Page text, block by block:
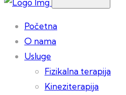
Početna
O nama
Usluge
Fizikalna terapija
Kineziterapija